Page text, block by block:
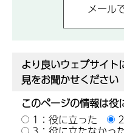
より良いウェブサイト
見をお聞かせください
このページの情報は役
1：役に立った